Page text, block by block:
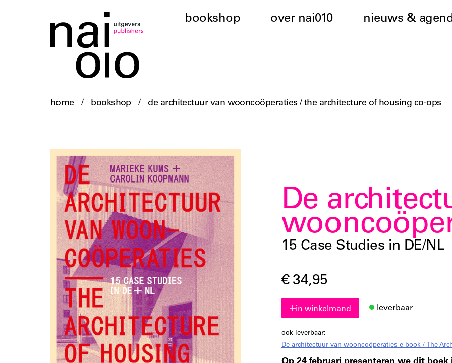
bookshop over nai010 nieuws &
home / bookshop / de architectuur van wooncoöperaties / the architecture of housing co-ops
De
15 Case Studies in DE/NL
€ 34,95
in winkelmand leverbaar
ook leverbaar:
De architectuur van wooncoöperaties e-book / The